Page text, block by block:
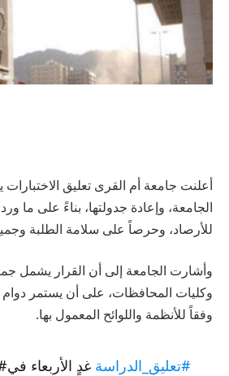
أعلنت جامعة أم القرى تعليق الاختبارات
الجامعة، وإعادة جدولتها، بناءً على ما
للأرصاد، وحرصاً على سلامة الطلبة
وأشارت الجامعة إلى أن القرار يشمل
وكليات المحافظات، على أن يستمر
وفقاً للأنظمة واللوائح المعمول بها.
#تعليق_الدراسة غدٍ الأربعاء